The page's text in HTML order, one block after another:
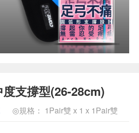
支撐型(26-28cm)
◎規格： 1Pair雙 x 1 x 1Pair雙